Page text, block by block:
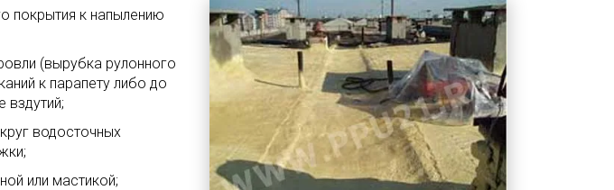
покрытия к напылению
(вырубка рулонного
к парапету либо до
вздутий;
водосточных
или мастикой;